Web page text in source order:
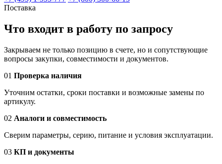
Поставка
Что входит в работу по запросу
Закрываем не только позицию в счете, но и сопутствующие
вопросы закупки, совместимости и документов.
01 Проверка наличия
Уточним остатки, сроки поставки и возможные замены по
артикулу.
02 Аналоги и совместимость
Сверим параметры, серию, питание и условия эксплуатации.
03 КП и документы